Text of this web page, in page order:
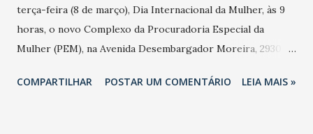
terça-feira (8 de março), Dia Internacional da Mulher, às 9
horas, o novo Complexo da Procuradoria Especial da
Mulher (PEM), na Avenida Desembargador Moreira, 2930-
presença do: Presidente da ALCE, deputado estadual
COMPARTILHAR POSTAR UM COMENTÁRIO LEIA MAIS »